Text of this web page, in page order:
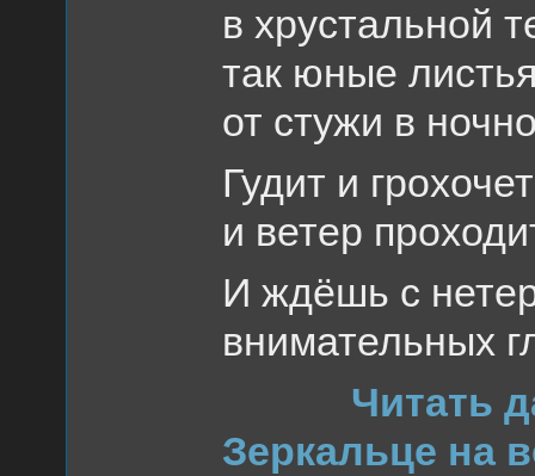
в хрустальной
так юные
от стужи в
Гудит и
и ветер
И ждёшь с
внимательных
Читать
Зеркальце на